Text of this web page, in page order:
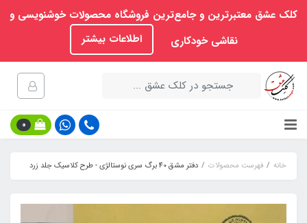
کلک عشق معتبرترین و جامع‌ترین فروشگاه محصولات خوشنویسی و
نقاشی خودکاری
اطلاعات بیشتر
0
خانه فهرست محصولات دفتر مشق 40 برگ سری نوستالژی - طرح کلاسیک جلد زرد